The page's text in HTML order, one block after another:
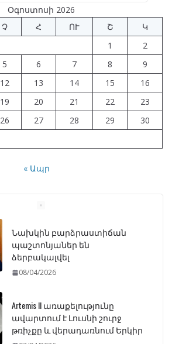
Օգոստոսի 2026
Չ Հ ՈՒ Շ
Կ
1
2
5 6 7 8
9
12 13 14 15
16
19 20 21 22
23
26 27 28 29
30
« Ապր
Նախկին բարձրաստիճան
պաշտոնյաներ են
ձերբակալվել
08/04/2026
Artemis II առաքելությունը
ավարտում է Լուսնի շուրջ
թռիչքը և վերադառնում Երկիր